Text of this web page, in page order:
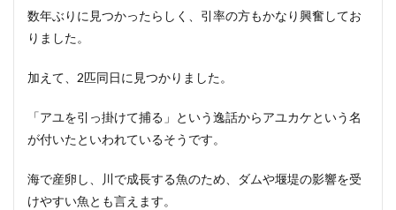
数年ぶりに見つかったらしく、引率の方もかなり興奮してお
りました。
加えて、2匹同日に見つかりました。
「アユを引っ掛けて捕る」という逸話からアユカケという名
が付いたといわれているそうです。
海で産卵し、川で成長する魚のため、ダムや堰堤の影響を受
けやすい魚とも言えます。